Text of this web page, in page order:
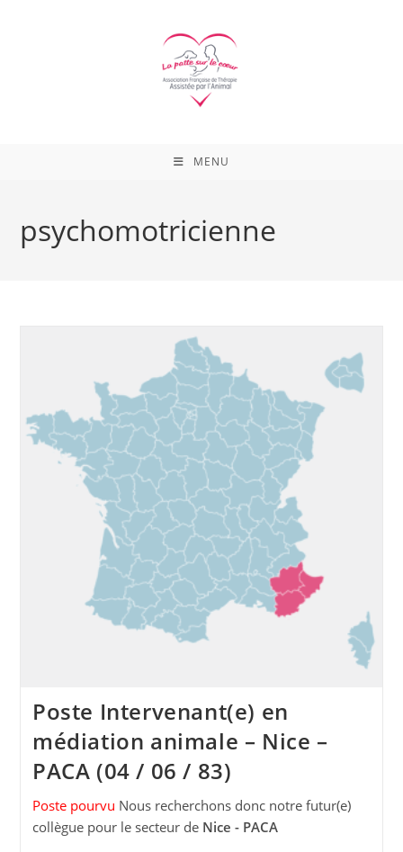
MENU
psychomotricienne
Poste Intervenant(e) en
médiation animale – Nice –
PACA (04 / 06 / 83)
Poste pourvu Nous recherchons donc notre futur(e)
collègue pour le secteur de Nice - PACA